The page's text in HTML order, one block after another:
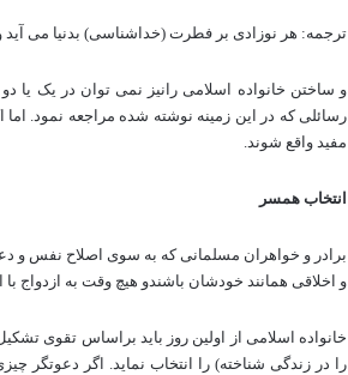
ترجمه: هر نوزادی بر فطرت (خداشناسی) بدنیا می آید
و ساختن خانواده اسلامی رانیز نمی توان در یک یا
رسائلی که در این زمینه نوشته شده مراجعه نمود. اما
مفید واقع شوند.
انتخاب همسر
برادر و خواهران مسلمانی که به سوی اصلاح نفس و
و اخلاقی همانند خودشان باشندو هیچ وقت به ازدواج
خانواده اسلامی از اولین روز باید براساس تقوی
را در زندگی شناخته) را انتخاب نماید. اگر دعوتگر